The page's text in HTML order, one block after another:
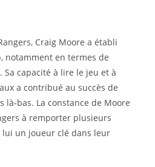
Craig Moore a établi
notamment en termes de
capacité à lire le jeu et à
a contribué au succès de
là-bas. La constance de Moore
à remporter plusieurs
un joueur clé dans leur